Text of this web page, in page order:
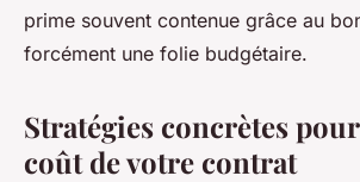
prime souvent contenue grâce au
forcément une folie budgétaire.
Stratégies concrètes
coût de votre contrat